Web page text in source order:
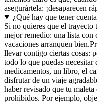
asegurártela: ¡desaparecen
¿Qué hay que tener
Si no quieres que el trayecto
mejor remedio: una lista con
vacaciones arranquen bien.
llevar contigo ciertas cosas:
todo lo que puedas necesitar
medicamentos, un libro, el
disfrutar de un viaje
haber revisado que tu
prohibidos. Por ejemplo,